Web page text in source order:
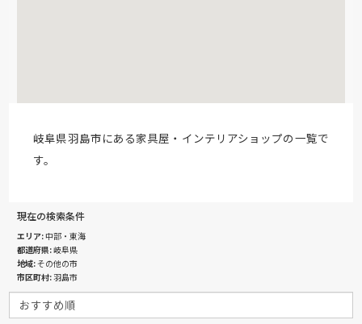
岐阜県羽島市にある家具屋・インテリアショップの一覧で
す。
現在の検索条件
エリア 中部・東海
都道府県 岐阜県
地域 その他の市
市区町村 羽島市